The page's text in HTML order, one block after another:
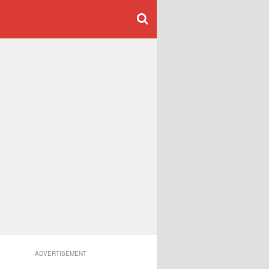
ADVERTISEMENT